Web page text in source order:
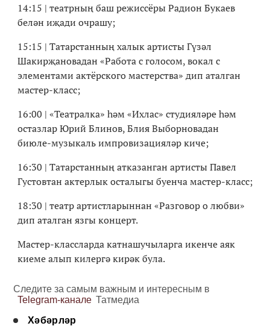
14:15 | театрның баш режиссёры Радион Букаев
белән иҗади очрашу;
15:15 | Татарстанның халык артисты Гүзәл
Шакирҗановадан «Работа с голосом, вокал с
элементами актёрского мастерства» дип аталган
мастер-класс;
16:00 | «Театралка» һәм «Ихлас» студияләре һәм
остазлар Юрий Блинов, Блия Выборновадан
биюле-музыкаль импровизацияләр киче;
16:30 | Татарстанның атказанган артисты Павел
Густовтан актерлык осталыгы буенча мастер-класс;
18:30 | театр артистларыннан «Разговор о любви»
дип аталган язгы концерт.
Мастер-классларда катнашучыларга икенче аяк
киеме алып килергә кирәк була.
Следите за самым важным и интересным в
Telegram-канале Татмедиа
Хәбәрләр